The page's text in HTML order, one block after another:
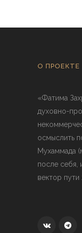
О ПРОЕКТЕ
«Фатима
духовно-
осмыслить
Мухаммада
после себя,
вектор